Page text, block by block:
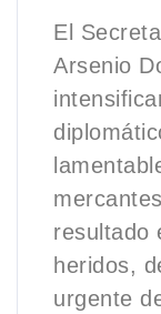
El
Arsenio
resultado
heridos,
urgente